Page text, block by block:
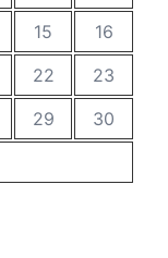
15
16
22
23
29
30